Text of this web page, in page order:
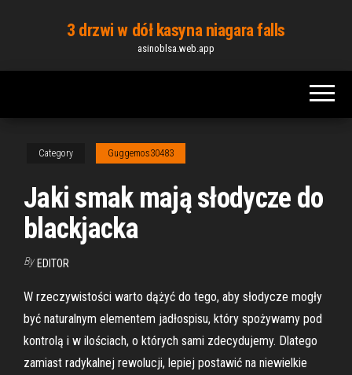
content
3 drzwi w dół kasyna niagara falls
asinoblsa.web.app
Category Guggemos30483
Jaki smak mają słodycze do
blackjacka
By EDITOR
W rzeczywistości warto dążyć do tego, aby słodycze mogły
być naturalnym elementem jadłospisu, który spożywamy pod
kontrolą i w ilościach, o których sami zdecydujemy. Dlatego
zamiast radykalnej rewolucji, lepiej postawić na niewielkie